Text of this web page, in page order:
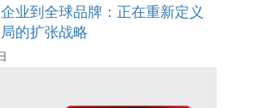
业到全球品牌：正在重新定义
的扩张战略